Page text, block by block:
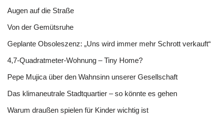
Augen auf die Straße
Von der Gemütsruhe
Geplante Obsoleszenz: „Uns wird immer mehr Schrott verkauft“
4,7-Quadratmeter-Wohnung – Tiny Home?
Pepe Mujica über den Wahnsinn unserer Gesellschaft
Das klimaneutrale Stadtquartier – so könnte es gehen
Warum draußen spielen für Kinder wichtig ist